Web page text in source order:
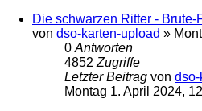
Die schwarzen Ritter -
von dso-karten-upload »
0Antworten
4852Zugriffe
Letzter Beitrag von dso-
Montag 1. April 2024,